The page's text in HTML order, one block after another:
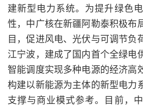
建新型电力系统。为提升绿色
性，中广核在新疆阿勒泰积极布
目，促进风电、光伏与可调节负
江宁波，建成了国内首个全绿电
智能调度实现多种电源的经济高
构建以新能源为主体的新型电力
支撑与商业模式参考。目前，